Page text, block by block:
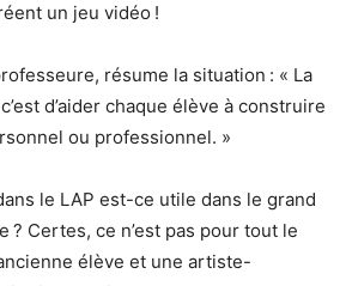
un jeu vidéo !
résume la situation : « La
d’aider chaque élève à construire
ou professionnel. »
le LAP est-ce utile dans le grand
? Certes, ce n’est pas pour tout le
élève et une artiste-